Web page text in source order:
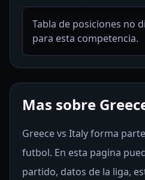
Tabla de posiciones no
para esta competencia.
Mas sobre
Greece vs Italy forma
futbol. En esta pagina
partido, datos de la liga,